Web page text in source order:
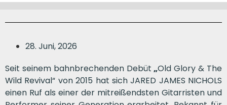
28. Juni, 2026
Seit seinem bahnbrechenden Debüt„Old Glory & The
Wild Revival“ von 2015 hat sich JARED JAMES NICHOLS
einen Ruf als einer der mitreißendsten Gitarristen und